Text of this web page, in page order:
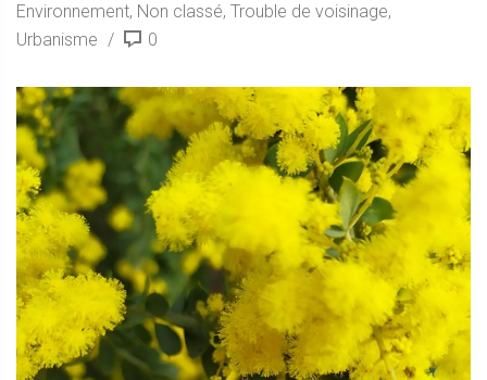
Environnement, Non classé, Trouble de voisinage,
Urbanisme
0